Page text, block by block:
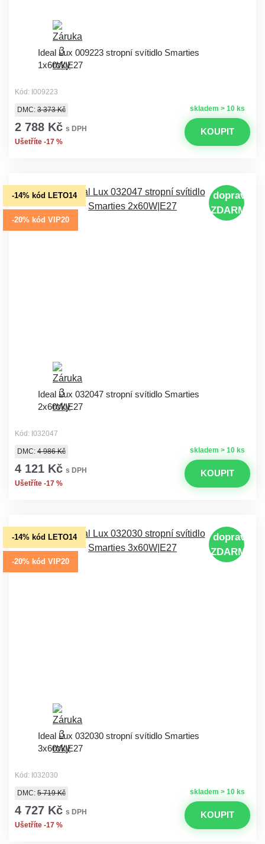
Ideal Lux 009223 stropní svítidlo Smarties
1x60W|E27
Kód: I009223
skladem > 10 ks
DMC: 3 373 Kč
2 788 Kč s DPH
Ušetříte -17 %
KOUPIT
-14% kód LETO14
-20% kód VIP20
doprava
ZDARMA
Ideal Lux 032047 stropní svítidlo Smarties
2x60W|E27
Kód: I032047
skladem > 10 ks
DMC: 4 986 Kč
4 121 Kč s DPH
Ušetříte -17 %
KOUPIT
-14% kód LETO14
-20% kód VIP20
doprava
ZDARMA
Ideal Lux 032030 stropní svítidlo Smarties
3x60W|E27
Kód: I032030
skladem > 10 ks
DMC: 5 719 Kč
4 727 Kč s DPH
Ušetříte -17 %
KOUPIT